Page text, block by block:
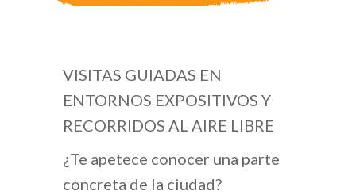
VISITAS GUIADAS EN
ENTORNOS EXPOSITIVOS Y
RECORRIDOS AL AIRE LIBRE
¿Te apetece conocer una parte
concreta de la ciudad?